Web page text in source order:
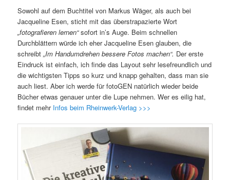
Sowohl auf dem Buchtitel von Markus Wäger, als auch bei
Jacqueline Esen, sticht mit das überstrapazierte Wort
„fotografieren lernen“sofort in’s Auge. Beim schnellen
Durchblättern würde ich eher Jacqueline Esen glauben, die
schreibt„Im Handumdrehen bessere Fotos machen“. Der erste
Eindruck ist einfach, ich finde das Layout sehr lesefreundlich und
die wichtigsten Tipps so kurz und knapp gehalten, dass man sie
auch liest. Aber ich werde für fotoGEN natürlich wieder beide
Bücher etwas genauer unter die Lupe nehmen. Wer es eilig hat,
findet mehr Infos beim Rheinwerk-Verlag >>>